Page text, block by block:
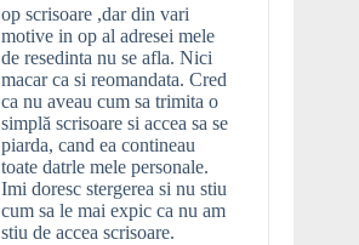
op scrisoare ,dar din vari
motive in op al adresei mele
de resedinta nu se afla. Nici
macar ca si reomandata. Cred
ca nu aveau cum sa trimita o
simplă scrisoare si accea sa se
piarda, cand ea contineau
toate datrle mele personale.
Imi doresc stergerea si nu stiu
cum sa le mai expic ca nu am
stiu de accea scrisoare.